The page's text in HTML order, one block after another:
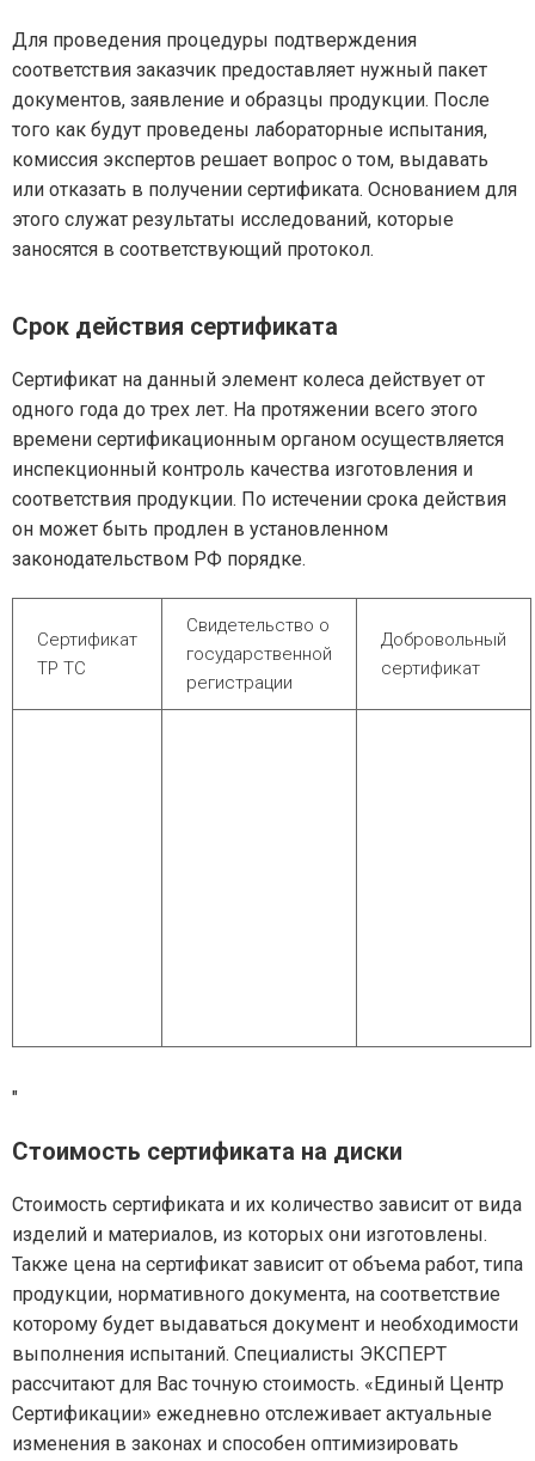
Для проведения процедуры подтверждения
соответствия заказчик предоставляет нужный пакет
документов, заявление и образцы продукции. После
того как будут проведены лабораторные испытания,
комиссия экспертов решает вопрос о том, выдавать
или отказать в получении сертификата. Основанием для
этого служат результаты исследований, которые
заносятся в соответствующий протокол.
Срок действия сертификата
Сертификат на данный элемент колеса действует от
одного года до трех лет. На протяжении всего этого
времени сертификационным органом осуществляется
инспекционный контроль качества изготовления и
соответствия продукции. По истечении срока действия
он может быть продлен в установленном
законодательством РФ порядке.
Сертификат
ТР ТС
Свидетельство о
государственной
регистрации
Добровольный
сертификат
"
Стоимость сертификата на диски
Стоимость сертификата и их количество зависит от вида
изделий и материалов, из которых они изготовлены.
Также цена на сертификат зависит от объема работ, типа
продукции, нормативного документа, на соответствие
которому будет выдаваться документ и необходимости
выполнения испытаний. Специалисты ЭКСПЕРТ
рассчитают для Вас точную стоимость. «Единый Центр
Сертификации» ежедневно отслеживает актуальные
изменения в законах и способен оптимизировать